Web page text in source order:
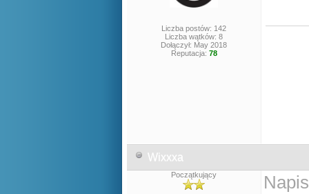
Liczba postów: 142
Liczba wątków: 8
Dołączył: May 2018
Reputacja: 78
Wixxxa
Początkujący